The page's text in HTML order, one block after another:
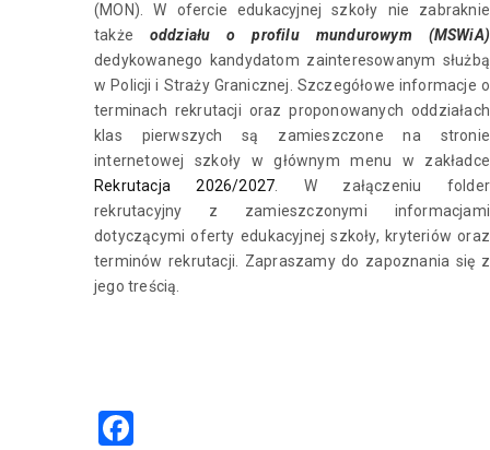
(MON). W ofercie edukacyjnej szkoły nie zabraknie
także oddziału o profilu mundurowym (MSWiA)
dedykowanego kandydatom zainteresowanym służbą
w Policji i Straży Granicznej. Szczegółowe informacje o
terminach rekrutacji oraz proponowanych oddziałach
klas pierwszych są zamieszczone na stronie
internetowej szkoły w głównym menu w zakładce
Rekrutacja 2026/2027 . W załączeniu folder
rekrutacyjny z zamieszczonymi informacjami
dotyczącymi oferty edukacyjnej szkoły, kryteriów oraz
terminów rekrutacji. Zapraszamy do zapoznania się z
jego treścią.